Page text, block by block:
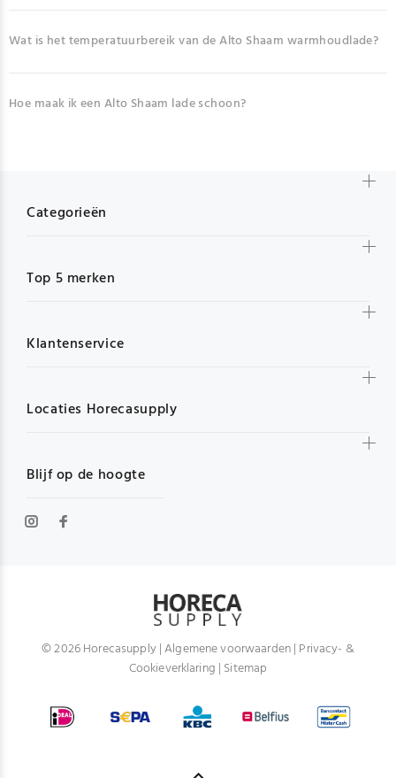
Wat is het temperatuurbereik van de Alto Shaam warmhoudlade?
Hoe maak ik een Alto Shaam lade schoon?
Blijf op de hoogte
Categorieën
Top 5 merken
Klantenservice
Locaties Horecasupply
© 2026 Horecasupply |Algemene voorwaarden| Privacy- &
Cookieverklaring | Sitemap